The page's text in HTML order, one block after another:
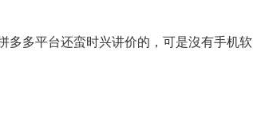
多多平台还蛮时兴讲价的，可是沒有手机软